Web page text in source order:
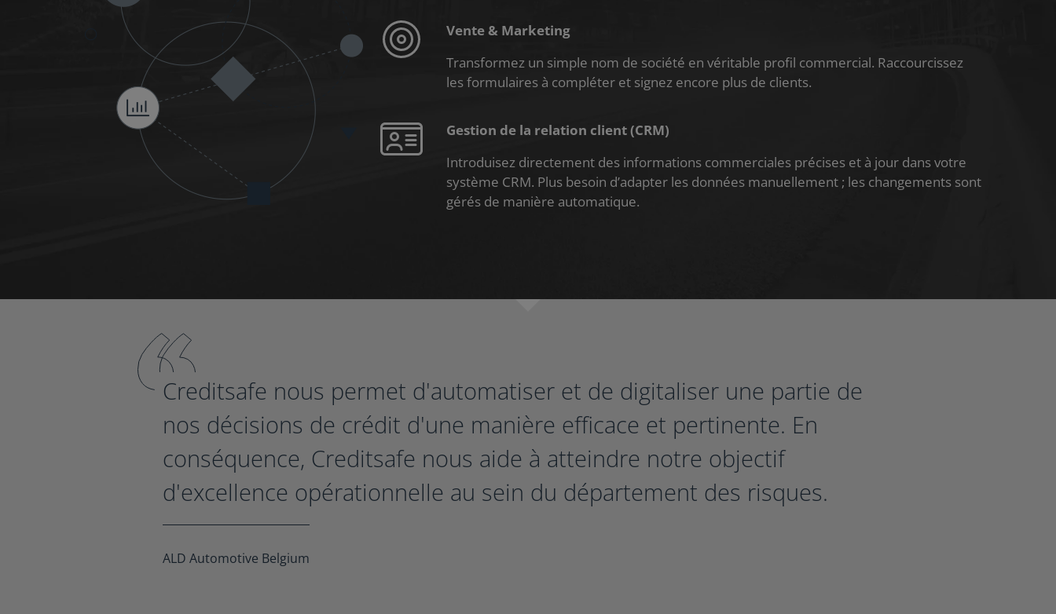
Vente & Marketing
Transformez un simple nom de société en véritable profil commercial. Raccourcissez
les formulaires à compléter et signez encore plus de clients.
Gestion de la relation client (CRM)
Introduisez directement des informations commerciales précises et à jour dans votre
système CRM. Plus besoin d’adapter les données manuellement ; les changements sont
gérés de manière automatique.
Creditsafe nous permet d'automatiser et de digitaliser une partie de
nos décisions de crédit d'une manière efficace et pertinente. En
conséquence, Creditsafe nous aide à atteindre notre objectif
d'excellence opérationnelle au sein du département des risques.
ALD Automotive Belgium